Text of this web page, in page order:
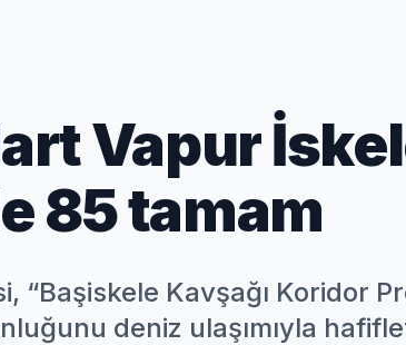
Vapur
85 tamam
“Başiskele Kavşağı Koridor
deniz ulaşımıyla